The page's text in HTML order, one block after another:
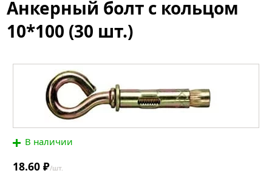
Анкерный болт с кольцом
10*100 (30 шт.)
В наличии
18.60 ₽/шт.